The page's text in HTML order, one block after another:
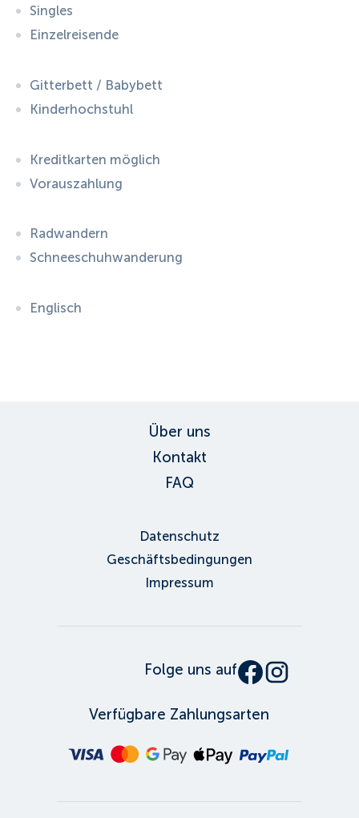
Singles
Einzelreisende
Gitterbett / Babybett
Kinderhochstuhl
Kreditkarten möglich
Vorauszahlung
Radwandern
Schneeschuhwanderung
Englisch
Über uns
Kontakt
FAQ
Datenschutz
Geschäftsbedingungen
Impressum
Folge uns auf
Verfügbare Zahlungsarten